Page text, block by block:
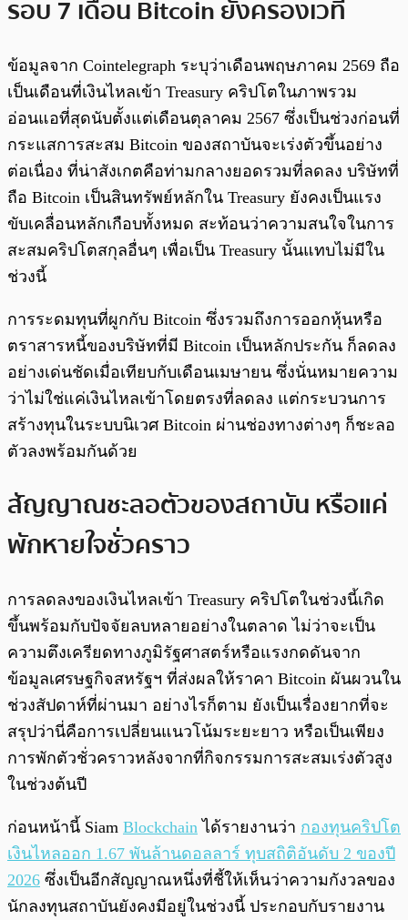
รอบ 7 เดือน Bitcoin ยังครองเวที
ข้อมูลจาก Cointelegraph ระบุว่าเดือนพฤษภาคม 2569 ถือ
เป็นเดือนที่เงินไหลเข้า Treasury คริปโตในภาพรวม
อ่อนแอที่สุดนับตั้งแต่เดือนตุลาคม 2567 ซึ่งเป็นช่วงก่อนที่
กระแสการสะสม Bitcoin ของสถาบันจะเร่งตัวขึ้นอย่าง
ต่อเนื่อง ที่น่าสังเกตคือท่ามกลางยอดรวมที่ลดลง บริษัทที่
ถือ Bitcoin เป็นสินทรัพย์หลักใน Treasury ยังคงเป็นแรง
ขับเคลื่อนหลักเกือบทั้งหมด สะท้อนว่าความสนใจในการ
สะสมคริปโตสกุลอื่นๆ เพื่อเป็น Treasury นั้นแทบไม่มีใน
ช่วงนี้
การระดมทุนที่ผูกกับ Bitcoin ซึ่งรวมถึงการออกหุ้นหรือ
ตราสารหนี้ของบริษัทที่มี Bitcoin เป็นหลักประกัน ก็ลดลง
อย่างเด่นชัดเมื่อเทียบกับเดือนเมษายน ซึ่งนั่นหมายความ
ว่าไม่ใช่แค่เงินไหลเข้าโดยตรงที่ลดลง แต่กระบวนการ
สร้างทุนในระบบนิเวศ Bitcoin ผ่านช่องทางต่างๆ ก็ชะลอ
ตัวลงพร้อมกันด้วย
สัญญาณชะลอตัวของสถาบัน หรือแค่
พักหายใจชั่วคราว
การลดลงของเงินไหลเข้า Treasury คริปโตในช่วงนี้เกิด
ขึ้นพร้อมกับปัจจัยลบหลายอย่างในตลาด ไม่ว่าจะเป็น
ความตึงเครียดทางภูมิรัฐศาสตร์หรือแรงกดดันจาก
ข้อมูลเศรษฐกิจสหรัฐฯ ที่ส่งผลให้ราคา Bitcoin ผันผวนใน
ช่วงสัปดาห์ที่ผ่านมา อย่างไรก็ตาม ยังเป็นเรื่องยากที่จะ
สรุปว่านี่คือการเปลี่ยนแนวโน้มระยะยาว หรือเป็นเพียง
การพักตัวชั่วคราวหลังจากที่กิจกรรมการสะสมเร่งตัวสูง
ในช่วงต้นปี
ก่อนหน้านี้ Siam Blockchain ได้รายงานว่า กองทุนคริปโต
เงินไหลออก 1.67 พันล้านดอลลาร์ ทุบสถิติอันดับ 2 ของปี
2026 ซึ่งเป็นอีกสัญญาณหนึ่งที่ชี้ให้เห็นว่าความกังวลของ
นักลงทุนสถาบันยังคงมีอยู่ในช่วงนี้ ประกอบกับรายงาน